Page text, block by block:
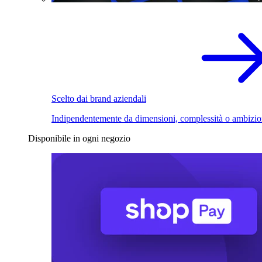
Scelto dai brand aziendali
Indipendentemente da dimensioni, complessità o
Disponibile in ogni negozio